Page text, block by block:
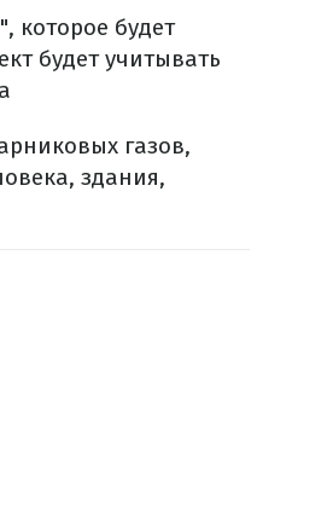
которое будет
будет учитывать
газов,
здания,